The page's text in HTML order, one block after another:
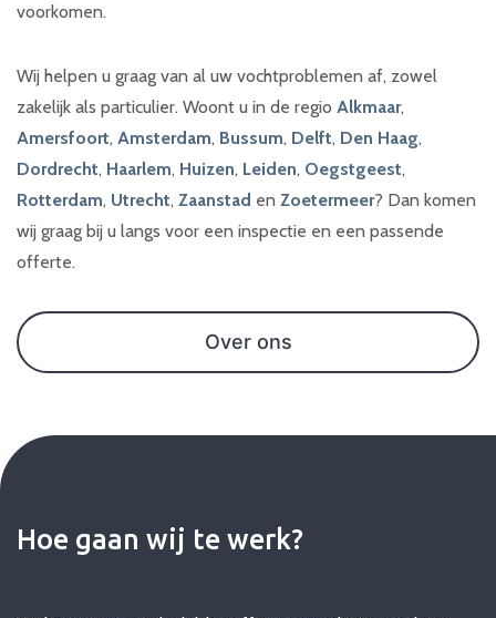
voorkomen.
Wij helpen u graag van al uw vochtproblemen af, zowel
zakelijk als particulier. Woont u in de regio Alkmaar,
Amersfoort, Amsterdam, Bussum, Delft, Den Haag,
Dordrecht, Haarlem, Huizen, Leiden, Oegstgeest,
Rotterdam, Utrecht, Zaanstad en Zoetermeer? Dan komen
wij graag bij u langs voor een inspectie en een passende
offerte.
Over ons
Hoe gaan wij te werk?